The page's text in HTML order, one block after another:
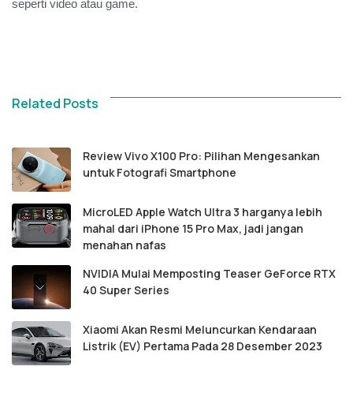
seperti video atau game.
Related Posts
Review Vivo X100 Pro: Pilihan Mengesankan
untuk Fotografi Smartphone
MicroLED Apple Watch Ultra 3 harganya lebih
mahal dari iPhone 15 Pro Max, jadi jangan
menahan nafas
NVIDIA Mulai Memposting Teaser GeForce RTX
40 Super Series
Xiaomi Akan Resmi Meluncurkan Kendaraan
Listrik (EV) Pertama Pada 28 Desember 2023